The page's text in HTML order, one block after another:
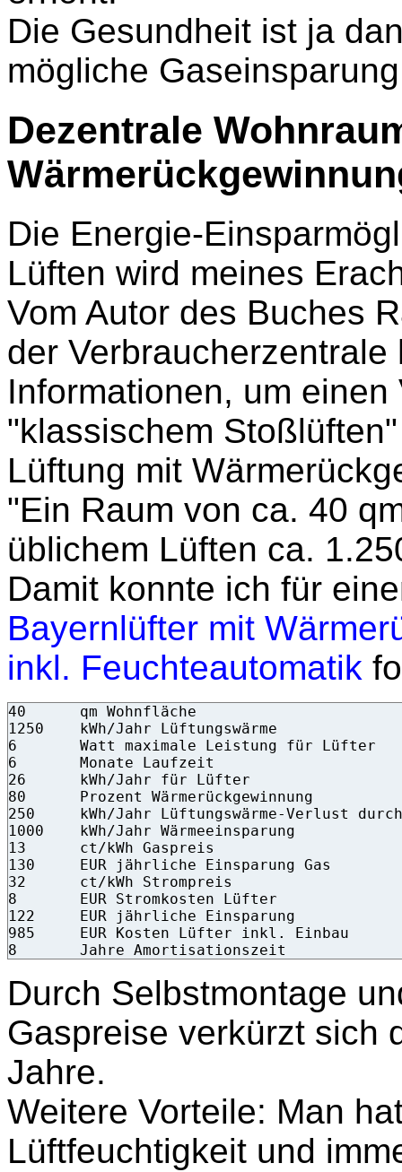
Die Gesundheit ist ja
mögliche
Dezentrale
Die Energie-
Lüften wird meines
Vom Autor des Buches
der
Informationen, um
"klassischem
Lüftung mit
"Ein Raum von ca. 40
üblichem Lüften ca.
Damit konnte ich für
Bayernlüfter mit
inkl. Feuchteautomatik
40	qm Wohnfläche
1250	kWh/Jahr Lüftungswärme
6	Watt maximale Leistung für Lüfter
6	Monate Laufzeit
26	kWh/Jahr für Lüfter
80	Prozent Wärmerückgewinnung
250	kWh/Jahr Lüftungswärme-Verlust durch Lüfter
1000	kWh/Jahr Wärmeeinsparung
13	ct/kWh Gaspreis
130	EUR jährliche Einsparung Gas
32	ct/kWh Strompreis
8	EUR Stromkosten Lüfter
122	EUR jährliche Einsparung
985	EUR Kosten Lüfter inkl. Einbau
8	Jahre Amortisationszeit
Durch Selbstmontage
Gaspreise verkürzt sich
Jahre.
Weitere Vorteile: Man
Lüftfeuchtigkeit und